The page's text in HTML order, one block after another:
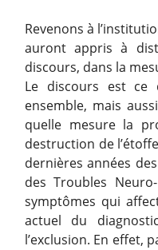
Revenons à
auront appris à
discours, dans la
Le discours est ce
ensemble, mais
quelle mesure la
destruction de
dernières années
des Troubles
symptômes qui
actuel du
l’exclusion. En effet,